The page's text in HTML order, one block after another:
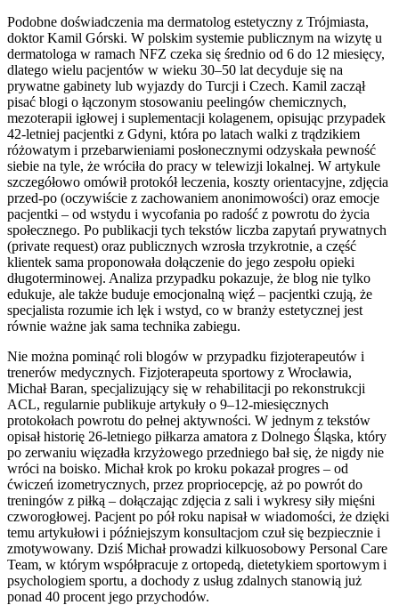
Podobne doświadczenia ma dermatolog estetyczny z Trójmiasta,
doktor Kamil Górski. W polskim systemie publicznym na wizytę u
dermatologa w ramach NFZ czeka się średnio od 6 do 12 miesięcy,
dlatego wielu pacjentów w wieku 30–50 lat decyduje się na
prywatne gabinety lub wyjazdy do Turcji i Czech. Kamil zaczął
pisać blogi o łączonym stosowaniu peelingów chemicznych,
mezoterapii igłowej i suplementacji kolagenem, opisując przypadek
42-letniej pacjentki z Gdyni, która po latach walki z trądzikiem
różowatym i przebarwieniami posłonecznymi odzyskała pewność
siebie na tyle, że wróciła do pracy w telewizji lokalnej. W artykule
szczegółowo omówił protokół leczenia, koszty orientacyjne, zdjęcia
przed-po (oczywiście z zachowaniem anonimowości) oraz emocje
pacjentki – od wstydu i wycofania po radość z powrotu do życia
społecznego. Po publikacji tych tekstów liczba zapytań prywatnych
(private request) oraz publicznych wzrosła trzykrotnie, a część
klientek sama proponowała dołączenie do jego zespołu opieki
długoterminowej. Analiza przypadku pokazuje, że blog nie tylko
edukuje, ale także buduje emocjonalną więź – pacjentki czują, że
specjalista rozumie ich lęk i wstyd, co w branży estetycznej jest
równie ważne jak sama technika zabiegu.
Nie można pominąć roli blogów w przypadku fizjoterapeutów i
trenerów medycznych. Fizjoterapeuta sportowy z Wrocławia,
Michał Baran, specjalizujący się w rehabilitacji po rekonstrukcji
ACL, regularnie publikuje artykuły o 9–12-miesięcznych
protokołach powrotu do pełnej aktywności. W jednym z tekstów
opisał historię 26-letniego piłkarza amatora z Dolnego Śląska, który
po zerwaniu więzadła krzyżowego przedniego bał się, że nigdy nie
wróci na boisko. Michał krok po kroku pokazał progres – od
ćwiczeń izometrycznych, przez propriocepcję, aż po powrót do
treningów z piłką – dołączając zdjęcia z sali i wykresy siły mięśni
czworogłowej. Pacjent po pół roku napisał w wiadomości, że dzięki
temu artykułowi i późniejszym konsultacjom czuł się bezpiecznie i
zmotywowany. Dziś Michał prowadzi kilkuosobowy Personal Care
Team, w którym współpracuje z ortopedą, dietetykiem sportowym i
psychologiem sportu, a dochody z usług zdalnych stanowią już
ponad 40 procent jego przychodów.